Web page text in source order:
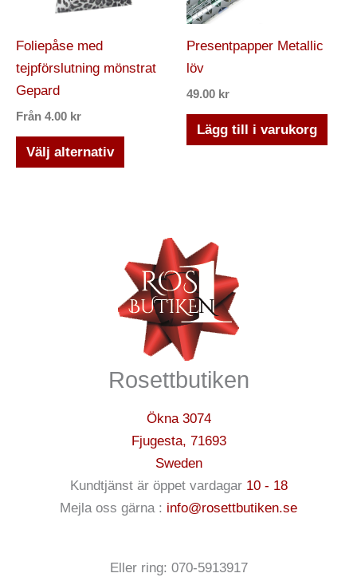
Foliepåse med
tejpförslutning mönstrat
Gepard
Från 4.00 kr
Välj alternativ
produktsidan
Presentpapper Metallic
löv
49.00 kr
Lägg till i varukorg
Rosettbutiken
Ökna 3074
Fjugesta, 71693
Sweden
Kundtjänst är öppet vardagar 10 - 18
Mejla oss gärna : info@rosettbutiken.se
Eller ring: 070-5913917